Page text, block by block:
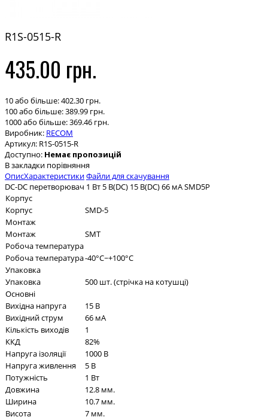
R1S-0515-R
435.00 грн.
10 або більше: 402.30 грн.
100 або більше: 389.99 грн.
1000 або більше: 369.46 грн.
Виробник: RECOM
Артикул: R1S-0515-R
Доступно: Немає пропозицій
В закладки порівняння
ОписХарактеристикиФайли для скачування
DC-DC перетворювач 1 Вт 5 В(DC) 15 В(DC) 66 мА SMD5P
Корпус
Корпус
SMD-5
Монтаж
Монтаж
SMT
Робоча температура
Робоча температура-40°C~+100°C
Упаковка
Упаковка
500 шт. (стрічка на котушці)
Основні
Вихідна напруга
15 В
Вихідний струм
66 мА
Кількість виходів
1
ККД
82%
Напруга ізоляції
1000 В
Напруга живлення
5 В
Потужність
1 Вт
Довжина
12.8 мм.
Ширина
10.7 мм.
Висота
7 мм.